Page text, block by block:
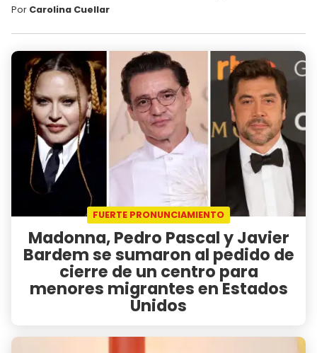
Por Carolina Cuellar
FUERTE PRONUNCIAMIENTO
Madonna, Pedro Pascal y Javier
Bardem se sumaron al pedido de
cierre de un centro para
menores migrantes en Estados
Unidos